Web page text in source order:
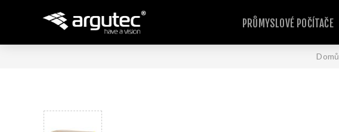
PRŮMYSLOVÉ POČÍTAČE
Domů